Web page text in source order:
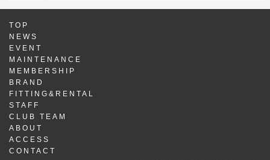
TOP
NEWS
EVENT
MAINTENANCE
MEMBERSHIP
BRAND
FITTING&RENTAL
STAFF
CLUB TEAM
ABOUT
ACCESS
CONTACT